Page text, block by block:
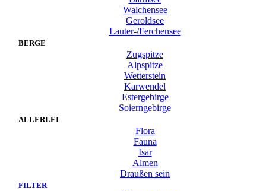
Walchensee
Geroldsee
Lauter-/Ferchensee
BERGE
Zugspitze
Alpspitze
Wetterstein
Karwendel
Estergebirge
Soierngebirge
ALLERLEI
Flora
Fauna
Isar
Almen
Draußen sein
FILTER